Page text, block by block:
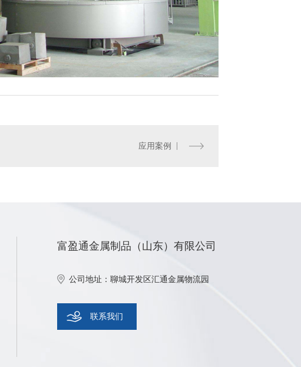
应用案例
富盈通金属制品（山东）有限公司
公司地址：聊城开发区汇通金属物流园
联系我们